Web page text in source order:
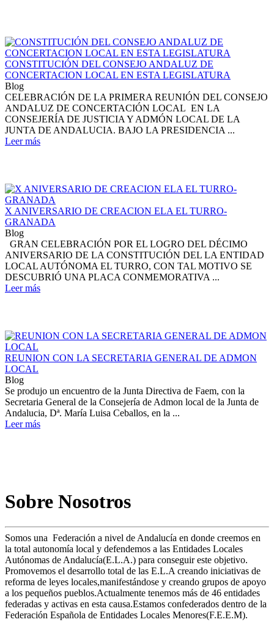
CONSTITUCIÓN DEL CONSEJO ANDALUZ DE
CONCERTACION LOCAL EN ESTA LEGISLATURA
Blog
CELEBRACIÓN DE LA PRIMERA REUNIÓN DEL CONSEJO
ANDALUZ DE CONCERTACIÓN LOCAL EN LA
CONSEJERÍA DE JUSTICIA Y ADMÓN LOCAL DE LA
JUNTA DE ANDALUCIA. BAJO LA PRESIDENCIA ...
Leer más
X ANIVERSARIO DE CREACION ELA EL TURRO-
GRANADA
Blog
GRAN CELEBRACIÓN POR EL LOGRO DEL DÉCIMO
ANIVERSARIO DE LA CONSTITUCIÓN DEL LA ENTIDAD
LOCAL AUTÓNOMA EL TURRO, CON TAL MOTIVO SE
DESCUBRIÓ UNA PLACA CONMEMORATIVA ...
Leer más
REUNION CON LA SECRETARIA GENERAL DE ADMON
LOCAL
Blog
Se produjo un encuentro de la Junta Directiva de Faem, con la
Secretaria General de la Consejería de Admon local de la Junta de
Andalucia, Dª. María Luisa Ceballos, en la ...
Leer más
Sobre Nosotros
Somos una Federación a nivel de Andalucía en donde creemos en
la total autonomía local y defendemos a las Entidades Locales
Autónomas de Andalucía(E.L.A.) para conseguir este objetivo.
Promovemos el desarrollo total de las E.L.A creando iniciativas de
reforma de leyes locales,manifestándose y creando grupos de apoyo
a los pequeños pueblos.Actualmente tenemos más de 46 entidades
federadas y activas en esta causa.Estamos confederados dentro de la
Federación Española de Entidades Locales Menores(F.E.E.M).